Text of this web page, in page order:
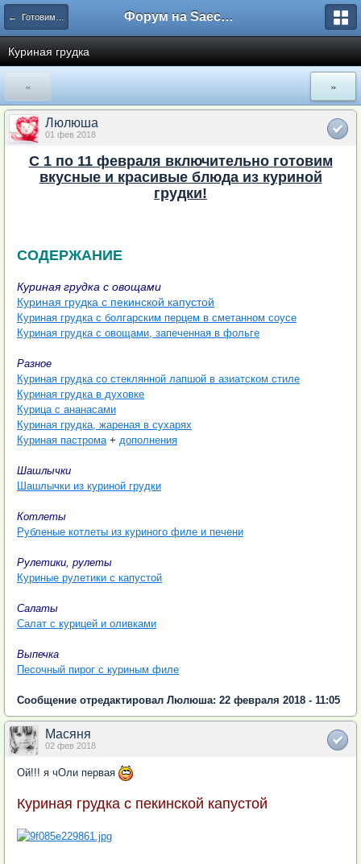
← Готовим из... Форум на Saechka.Ru - энциклопедия домашнего уюта
Куриная грудка
« »
Люлюша
01 фев 2018
С 1 по 11 февраля включительно готовим
вкусные и красивые блюда из куриной
грудки!
СОДЕРЖАНИЕ
Куриная грудка с овощами
Куриная грудка с пекинской капустой
Куриная грудка с болгарским перцем в сметанном соусе
Куриная грудка с овощами, запеченная в фольге
Разное
Куриная грудка со стеклянной лапшой в азиатском стиле
Куриная грудка в духовке
Курица с ананасами
Куриная грудка, жареная в сухарях
Куриная пастрома+ дополнения
Шашлычки
Шашлычки из куриной грудки
Котлеты
Рубленые котлеты из куриного филе и печени
Рулетики, рулеты
Куриные рулетики с капустой
Салаты
Салат с курицей и оливками
Выпечка
Песочный пирог с куриным филе
Сообщение отредактировал Люлюша: 22 февраля 2018 - 11:05
Масяня
02 фев 2018
Ой!!! я чОли первая
Куриная грудка с пекинской капустой